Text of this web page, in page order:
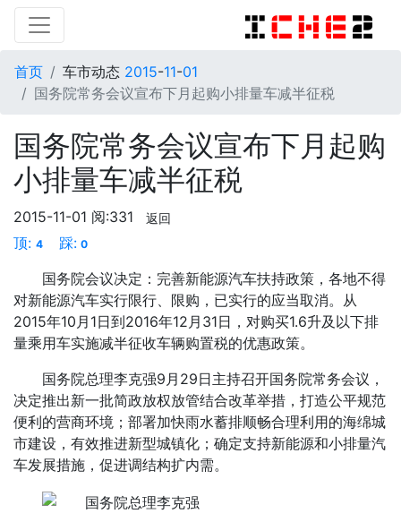
首页 车市动态 2015-11-01
国务院常务会议宣布下月起购小排量车减半征税
国务院常务会议宣布下月起购
小排量车减半征税
2015-11-01 阅:331 返回
顶: 4 踩: 0
国务院会议决定：完善新能源汽车扶持政策，各地不得
对新能源汽车实行限行、限购，已实行的应当取消。从
2015年10月1日到2016年12月31日，对购买1.6升及以下排
量乘用车实施减半征收车辆购置税的优惠政策。
国务院总理李克强9月29日主持召开国务院常务会议，
决定推出新一批简政放权放管结合改革举措，打造公平规范
便利的营商环境；部署加快雨水蓄排顺畅合理利用的海绵城
市建设，有效推进新型城镇化；确定支持新能源和小排量汽
车发展措施，促进调结构扩内需。